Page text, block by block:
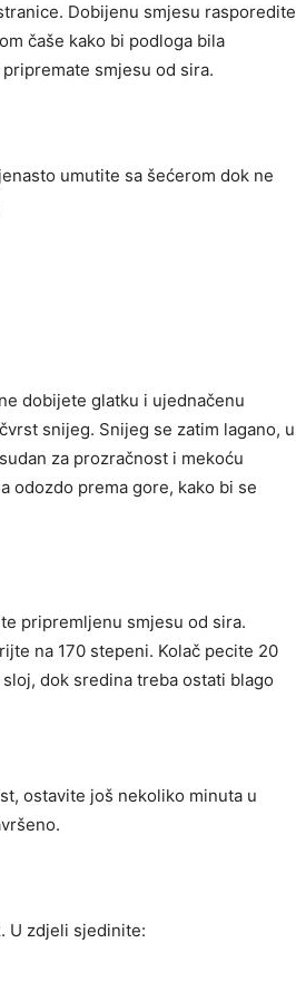
Dobijenu smjesu rasporedite
čaše kako bi podloga bila
smjesu od sira.
umutite sa šećerom dok ne
dobijete glatku i ujednačenu
snijeg. Snijeg se zatim lagano, u
za prozračnost i mekoću
odozdo prema gore, kako bi se
pripremljenu smjesu od sira.
na 170 stepeni. Kolač pecite 20
dok sredina treba ostati blago
ostavite još nekoliko minuta u
U zdjeli sjedinite: